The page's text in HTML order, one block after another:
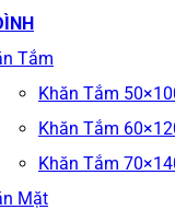
Tắm
Khăn Tắm
Khăn Tắm
Khăn Tắm
Mặt